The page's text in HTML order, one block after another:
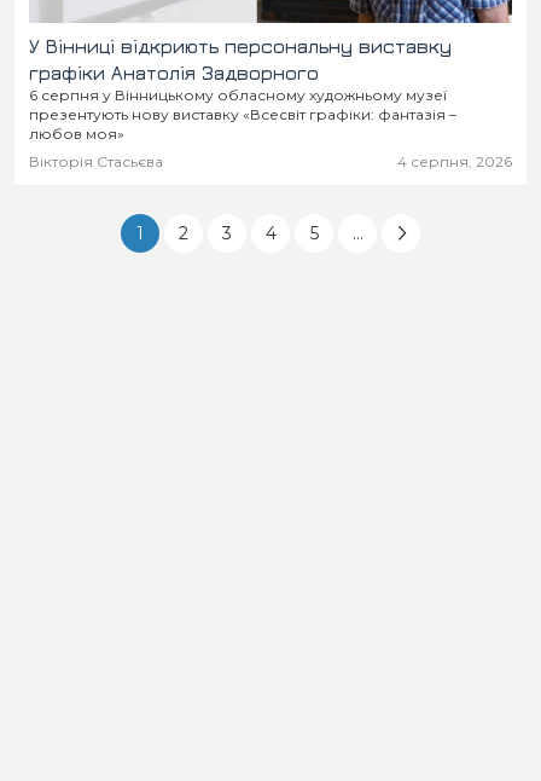
У Вінниці відкриють персональну виставку
графіки Анатолія Задворного
6 серпня у Вінницькому обласному художньому музеї
презентують нову виставку «Всесвіт графіки: фантазія –
любов моя»
Вікторія Стасьєва
4 серпня, 2026
1 2 3 4 5 ...